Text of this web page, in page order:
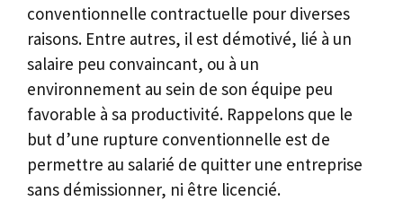
conventionnelle contractuelle pour diverses
raisons. Entre autres, il est démotivé, lié à un
salaire peu convaincant, ou à un
environnement au sein de son équipe peu
favorable à sa productivité. Rappelons que le
but d’une rupture conventionnelle est de
permettre au salarié de quitter une entreprise
sans démissionner, ni être licencié.